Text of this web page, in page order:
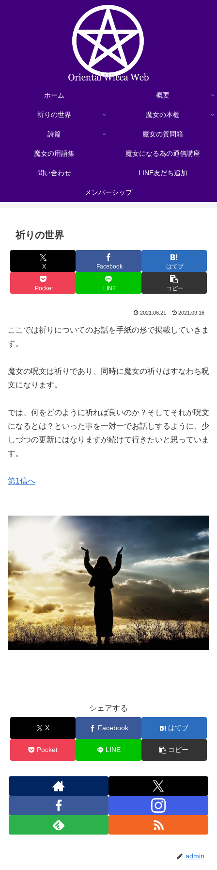
ホーム 概要
祈りの世界 魔女の本棚
詩篇 魔女の質問箱
魔女の用語集 魔女になる為の通信講座
問い合わせ LINE友だち追加
メンバーシップ
祈りの世界
X Facebook はてブ
Pocket LINE コピー
2021.06.21 2021.09.16
ここでは祈りについてのお話を手紙の形で掲載していきま
す。
魔女の呪文は祈りであり、同時に魔女の祈りはすなわち呪
文になります。
では、何をどのように祈れば良いのか？そしてそれが呪文
になるとは？といった事を一対一でお話しするように、少
しづつの更新にはなりますが続けて行きたいと思っていま
す。
第1信へ
シェアする
X Facebook はてブ
Pocket LINE コピー
admin